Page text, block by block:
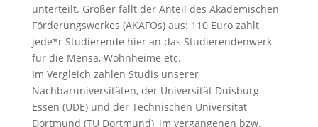
unterteilt. Größer fällt der Anteil des Akademischen
Förderungswerkes (AKAFÖs) aus: 110 Euro zahlt
jede*r Studierende hier an das Studierendenwerk
für die Mensa, Wohnheime etc.
Im Vergleich zahlen Studis unserer
Nachbaruniversitäten, der Universität Duisburg-
Essen (UDE) und der Technischen Universität
Dortmund (TU Dortmund), im vergangenen bzw.